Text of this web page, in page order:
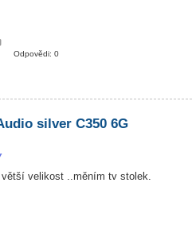
Odpovědi: 0
silver C350 6G
velikost ..měním tv stolek.